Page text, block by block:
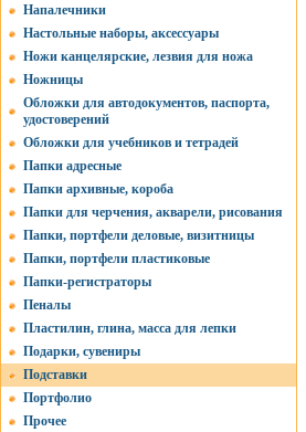
Напалечники
Настольные наборы, аксессуары
Ножи канцелярские, лезвия для ножа
Ножницы
Обложки для автодокументов, паспорта,
удостоверений
Обложки для учебников и тетрадей
Папки адресные
Папки архивные, короба
Папки для черчения, акварели, рисования
Папки, портфели деловые, визитницы
Папки, портфели пластиковые
Папки-регистраторы
Пеналы
Пластилин, глина, масса для лепки
Подарки, сувениры
Подставки
Портфолио
Прочее